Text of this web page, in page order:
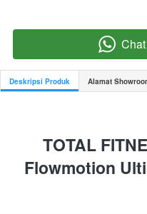
`
Deskripsi Produk Alamat
TOTAL
Flowmotion